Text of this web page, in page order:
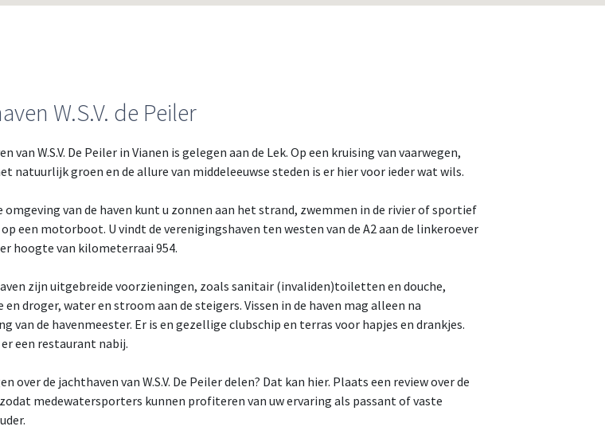
W.S.V. de Peiler
van W.S.V. De Peiler in Vianen is gelegen aan de Lek. Op een kruising van vaarwegen,
natuurlijk groen en de allure van middeleeuwse steden is er hier voor ieder wat wils.
omgeving van de haven kunt u zonnen aan het strand, zwemmen in de rivier of sportief
een motorboot. U vindt de verenigingshaven ten westen van de A2 aan de linkeroever
hoogte van kilometerraai 954.
zijn uitgebreide voorzieningen, zoals sanitair (invaliden)toiletten en douche,
en droger, water en stroom aan de steigers. Vissen in de haven mag alleen na
van de havenmeester. Er is en gezellige clubschip en terras voor hapjes en drankjes.
er een restaurant nabij.
over de jachthaven van W.S.V. De Peiler delen? Dat kan hier. Plaats een review over de
medewatersporters kunnen profiteren van uw ervaring als passant of vaste